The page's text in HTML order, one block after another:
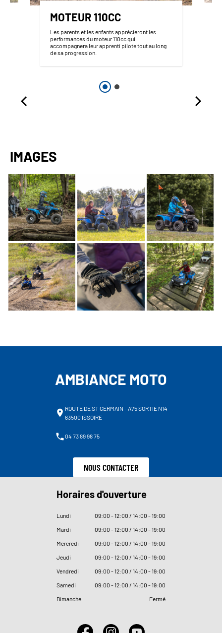
MOTEUR 110CC
Les parents et les enfants apprécieront les
performances du moteur 110cc qui
accompagnera leur apprenti pilote tout au long
de sa progression.
IMAGES
AMBIANCE MOTO
ROUTE DE ST GERMAIN - A75 SORTIE N14
63500 ISSOIRE
04 73 89 98 75
NOUS CONTACTER
Horaires d'ouverture
Lundi 09:00 - 12:00 / 14:00 - 19:00
Mardi
09:00 - 12:00 / 14:00 - 19:00
Mercredi
09:00 - 12:00 / 14:00 - 19:00
Jeudi
09:00 - 12:00 / 14:00 - 19:00
Vendredi
09:00 - 12:00 / 14:00 - 19:00
Samedi
09:00 - 12:00 / 14:00 - 19:00
Dimanche
Fermé